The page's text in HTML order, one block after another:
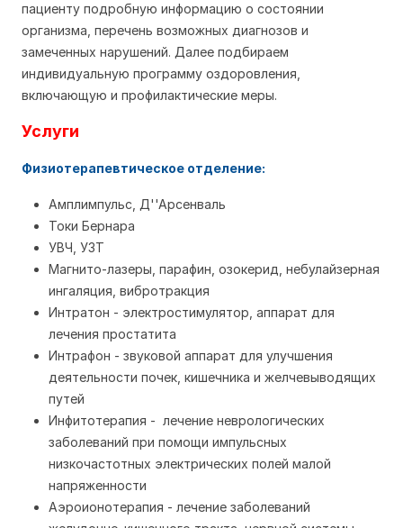
пациенту подробную информацию о состоянии
организма, перечень возможных диагнозов и
замеченных нарушений. Далее подбираем
индивидуальную программу оздоровления,
включающую и профилактические меры.
Услуги
Физиотерапевтическое отделение:
Амплимпульс, Д''Арсенваль
Токи Бернара
УВЧ, УЗТ
Магнито-лазеры, парафин, озокерид, небулайзерная
ингаляция, вибротракция
Интратон - электростимулятор, аппарат для
лечения простатита
Интрафон - звуковой аппарат для улучшения
деятельности почек, кишечника и желчевыводящих
путей
Инфитотерапия - лечение неврологических
заболеваний при помощи импульсных
низкочастотных электрических полей малой
напряженности
Аэроионотерапия - лечение заболеваний